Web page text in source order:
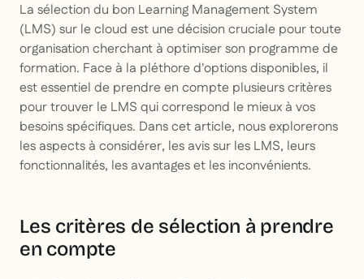
La sélection du bon Learning Management System
(LMS) sur le cloud est une décision cruciale pour toute
organisation cherchant à optimiser son programme de
formation. Face à la pléthore d'options disponibles, il
est essentiel de prendre en compte plusieurs critères
pour trouver le LMS qui correspond le mieux à vos
besoins spécifiques. Dans cet article, nous explorerons
les aspects à considérer, les avis sur les LMS, leurs
fonctionnalités, les avantages et les inconvénients.
Les critères de sélection à prendre
en compte